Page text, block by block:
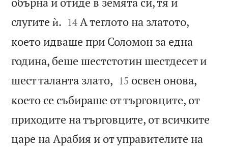
слугите ѝ. 

14 А теглото на златото,
което идваше при Соломон за една
година, беше шестстотин шестдесет и
шест таланта злато, 

15 освен онова,
което се събираше от търговците, от
приходите на търговците, от всичките
царе на Арабия и от управителите на